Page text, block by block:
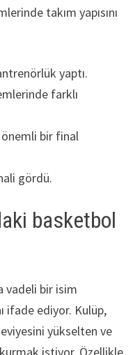
takım yapısını
yaptı.
farklı
önemli bir final
gördü.
basketbol
vadeli bir isim
ifade ediyor. Kulüp,
yükselten ve